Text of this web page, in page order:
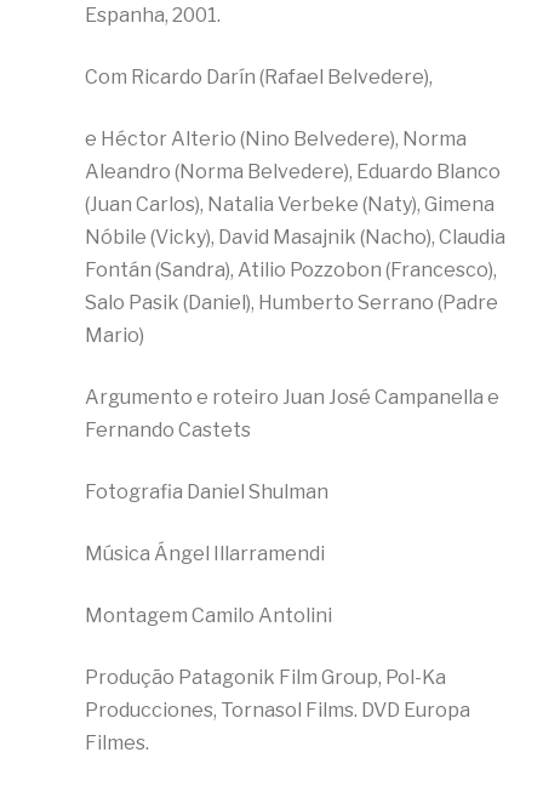
Espanha, 2001.
Com Ricardo Darín (Rafael Belvedere),
e Héctor Alterio (Nino Belvedere), Norma
Aleandro (Norma Belvedere), Eduardo Blanco
(Juan Carlos), Natalia Verbeke (Naty), Gimena
Nóbile (Vicky), David Masajnik (Nacho), Claudia
Fontán (Sandra), Atilio Pozzobon (Francesco),
Salo Pasik (Daniel), Humberto Serrano (Padre
Mario)
Argumento e roteiro Juan José Campanella e
Fernando Castets
Fotografia Daniel Shulman
Música Ángel Illarramendi
Montagem Camilo Antolini
Produção Patagonik Film Group, Pol-Ka
Producciones, Tornasol Films. DVD Europa
Filmes.